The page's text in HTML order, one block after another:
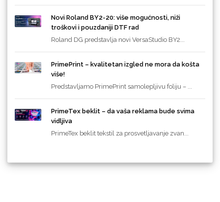
Novi Roland BY2-20: više mogućnosti, niži
troškovi i pouzdaniji DTF rad
Roland DG predstavlja novi VersaStudio BY2...
PrimePrint – kvalitetan izgled ne mora da košta
više!
Predstavljamo PrimePrint samolepljivu foliju – ...
PrimeTex beklit – da vaša reklama bude svima
vidljiva
PrimeTex beklit tekstil za prosvetljavanje zvan...